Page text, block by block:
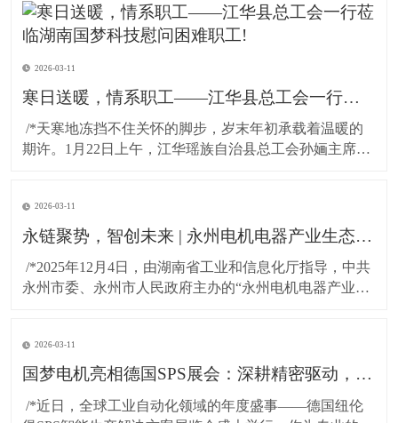
2026-03-11
寒日送暖，情系职工——江华县总工会一行莅临湖南国梦科技慰问困难职工!
期许。1月22日上午，江华瑶族自治县总工会孙婳主席、
挂，专程到访湖南国梦科技开展慰问活动，为百余名坚
守岗位的困难职工送上精心准备的粮油物资，以
2026-03-11
永链聚势，智创未来 | 永州电机电器产业生态对接会在湖南国梦园区隆重召开！
永州市委、永州市人民政府主办的“永州电机电器产业生
图”为主题，汇聚了政府领导、行业专家与产业链伙伴，
共商发展大计，共谋协同未来。*
2026-03-11
国梦电机亮相德国SPS展会：深耕精密驱动，连接全球智造！